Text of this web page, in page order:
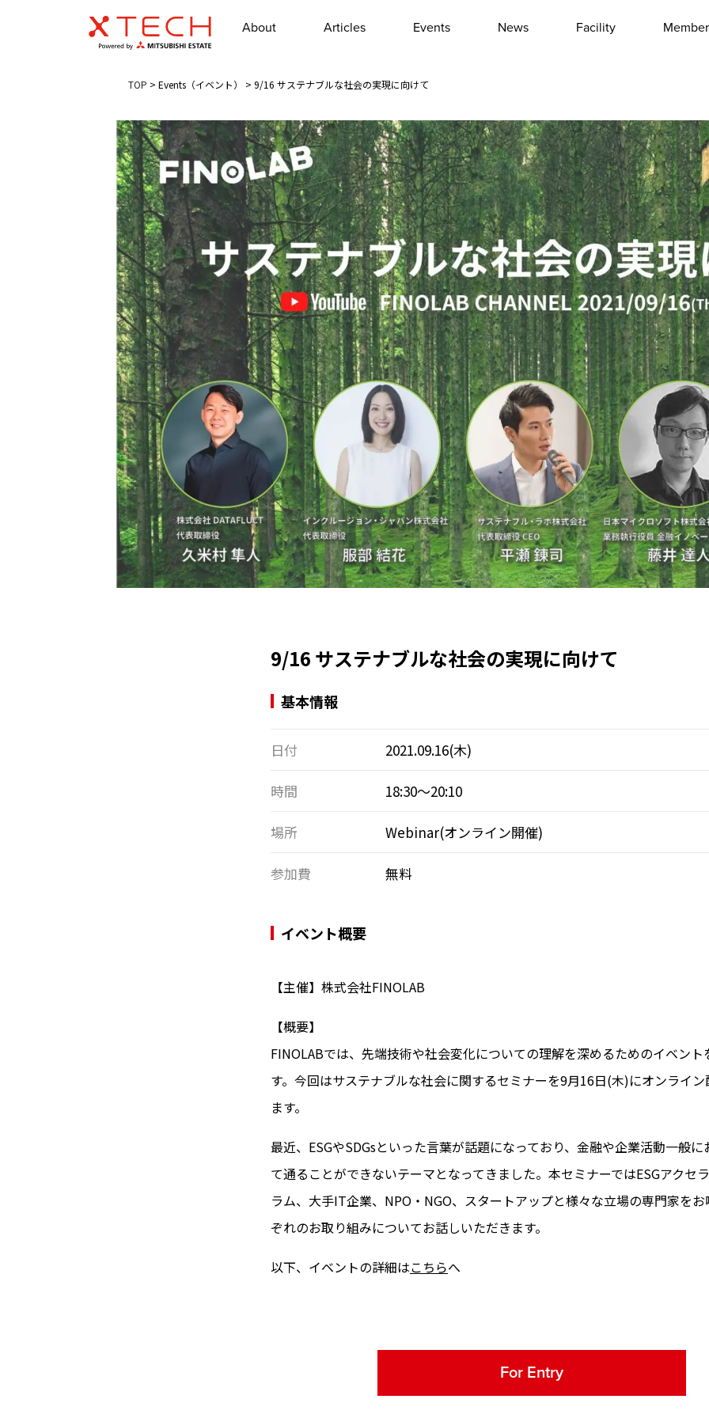
About Articles Events News Facility
TOP > Events（イベント） > 9/16 サステナブルな社会の実現に向けて
9/16 サステナブルな社会の実現に向けて
基本情報
日付 2021.09.16(木)
時間 18:30～20:10
場所 Webinar(オンライン開催)
参加費 無料
イベント概要
【主催】株式会社FINOLAB
【概要】
FINOLABでは、先端技術や社会変化についての理解を深めるためのイベント
す。今回はサステナブルな社会に関するセミナーを9月16日(木)にオンライン
ます。
最近、ESGやSDGsといった言葉が話題になっており、金融や企業活動一般に
て通ることができないテーマとなってきました。本セミナーではESGアクセ
ラム、大手IT企業、NPO・NGO、スタートアップと様々な立場の専門家を
ぞれのお取り組みについてお話しいただきます。
以下、イベントの詳細はこちらへ
For Entry